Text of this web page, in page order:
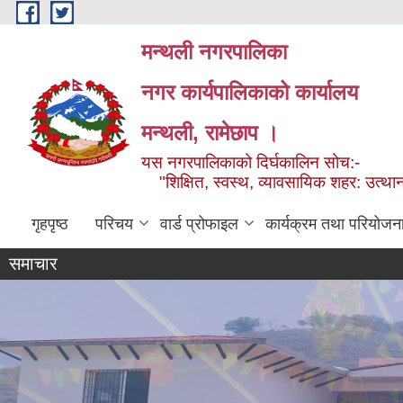
Skip to main content
मन्थली नगरपालिका
नगर कार्यपालिकाको कार्यालय
मन्थली, रामेछाप ।
यस नगरपालिकाको दिर्घकालिन सोच:-
"शिक्षित, स्वस्थ, व्यावसायिक शहर:
गृहपृष्ठ परिचय वार्ड प्रोफाइल कार्यक्रम तथा
समाचार